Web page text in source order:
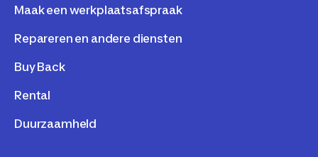
Maak een werkplaatsafspraak
Repareren en andere diensten
Buy Back
Rental
Duurzaamheld